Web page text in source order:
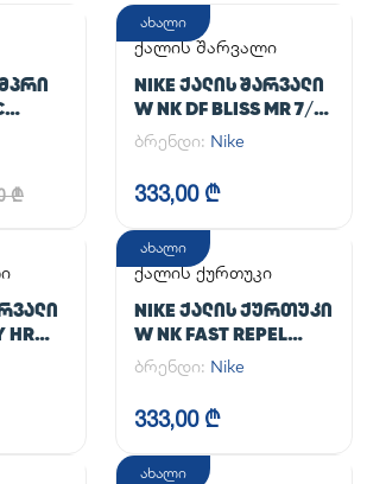
₾
ახალი
ქალის შარვალი
NIKE ᲥᲐᲚᲘᲡ ᲨᲐᲠᲕᲐᲚᲘ
W NK DF BLISS MR 7/8
JOGGER
ბრენდი: Nike
333,00 ₾
HR
ახალი
ქალის ქურთუკი
NIKE ᲥᲐᲚᲘᲡ ᲥᲣᲠᲗᲣᲙᲘ
W NK FAST REPEL
JACKET
ბრენდი: Nike
333,00 ₾
ახალი